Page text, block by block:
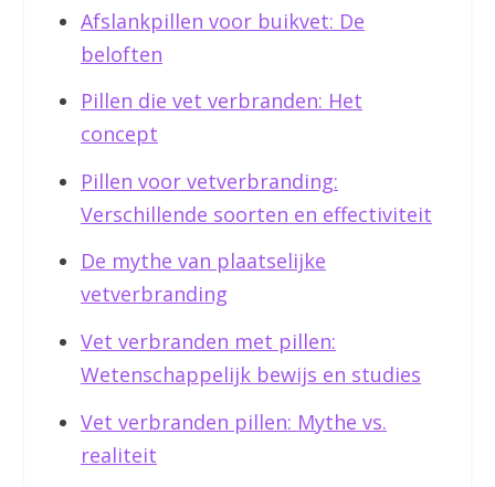
Afslankpillen voor buikvet: De
beloften
Pillen die vet verbranden: Het
concept
Pillen voor vetverbranding:
Verschillende soorten en effectiviteit
De mythe van plaatselijke
vetverbranding
Vet verbranden met pillen:
Wetenschappelijk bewijs en studies
Vet verbranden pillen: Mythe vs.
realiteit